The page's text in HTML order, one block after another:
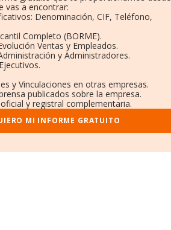
vas a encontrar:
Denominación, CIF, Teléfono,
Completo (BORME).
Ventas y Empleados.
y Administradores.
y Vinculaciones en otras empresas.
publicados sobre la empresa.
y registral complementaria.
MI INFORME GRATUITO